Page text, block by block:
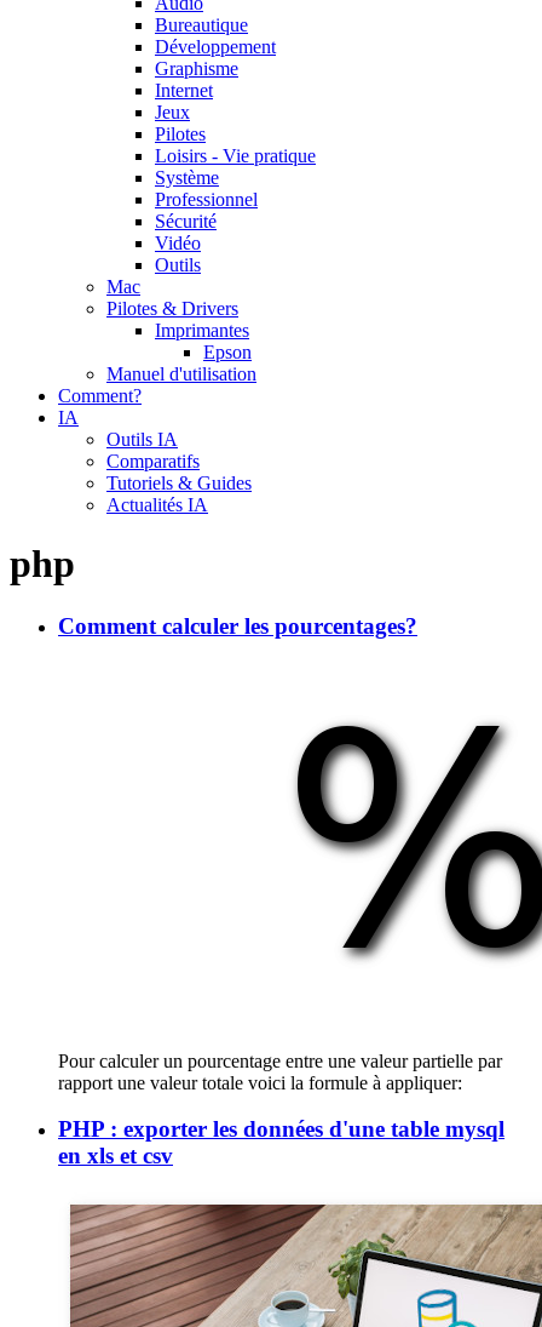
Bureautique
Développement
Graphisme
Internet
Jeux
Pilotes
Loisirs - Vie pratique
Système
Professionnel
Sécurité
Vidéo
Outils
Mac
Pilotes & Drivers
Imprimantes
Epson
Manuel d'utilisation
Comment?
IA
Outils IA
Comparatifs
Tutoriels & Guides
Actualités IA
php
Comment calculer les pourcentages?
Pour calculer un pourcentage entre une valeur partielle par
rapport une valeur totale voici la formule à appliquer:
PHP : exporter les données d'une table mysql
en xls et csv